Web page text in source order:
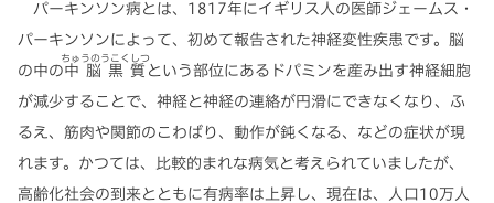
パーキンソン病とは、1817年にイギリス人の医師ジェームス・
パーキンソンによって、初めて報告された神経変性疾患です。脳
の中の中脳黒質
ちゅうのうこくしつ
という部位にあるドパミンを産み出す神経細胞
が減少することで、神経と神経の連絡が円滑にできなくなり、ふ
るえ、筋肉や関節のこわばり、動作が鈍くなる、などの症状が現
れます。かつては、比較的まれな病気と考えられていましたが、
高齢化社会の到来とともに有病率は上昇し、現在は、人口10万人